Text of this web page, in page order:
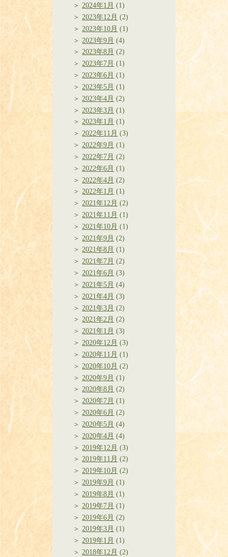
2024年1月 (1)
2023年12月 (2)
2023年10月 (1)
2023年9月 (4)
2023年8月 (2)
2023年7月 (1)
2023年6月 (1)
2023年5月 (1)
2023年4月 (2)
2023年3月 (1)
2023年1月 (1)
2022年11月 (3)
2022年9月 (1)
2022年7月 (2)
2022年6月 (1)
2022年4月 (2)
2022年1月 (1)
2021年12月 (2)
2021年11月 (1)
2021年10月 (1)
2021年9月 (2)
2021年8月 (1)
2021年7月 (2)
2021年6月 (3)
2021年5月 (4)
2021年4月 (3)
2021年3月 (2)
2021年2月 (2)
2021年1月 (3)
2020年12月 (3)
2020年11月 (1)
2020年10月 (2)
2020年9月 (1)
2020年8月 (2)
2020年7月 (1)
2020年6月 (2)
2020年5月 (4)
2020年4月 (4)
2019年12月 (3)
2019年11月 (2)
2019年10月 (2)
2019年9月 (1)
2019年8月 (1)
2019年7月 (1)
2019年6月 (2)
2019年3月 (1)
2019年1月 (1)
2018年12月 (2)